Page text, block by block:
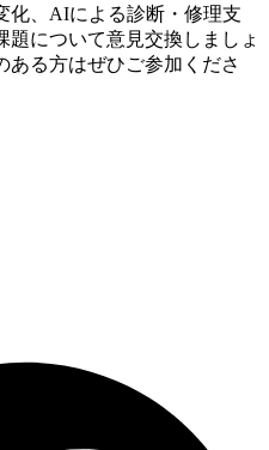
化、AIによる診断・修理支
について意見交換しましょ
ある方はぜひご参加くださ